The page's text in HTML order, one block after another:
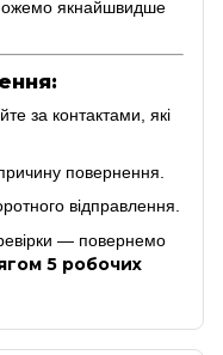
якнайшвидше
за контактами, які
повернення.
відправлення.
— повернемо
5 робочих